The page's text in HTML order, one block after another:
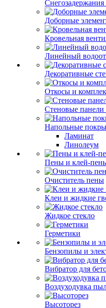
Снегозадержания
Доборные
Кровельная
Линейный
Декоративные
Откосы и
Стеновые
Напольные
Ламинат
Линолеум
Пены и клей-
Очиститель пены
Клеи и жидкие
Жидкое стекло
Герметики
Бензопилы и
Вибратор для
Воздуходувка
Высоторез